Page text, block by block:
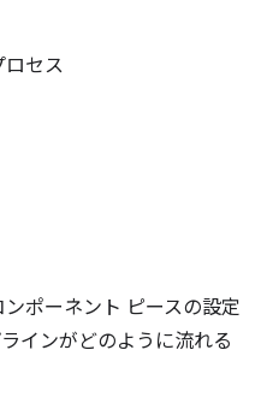
ロセス
ンポーネント ピースの設定
インがどのように流れる